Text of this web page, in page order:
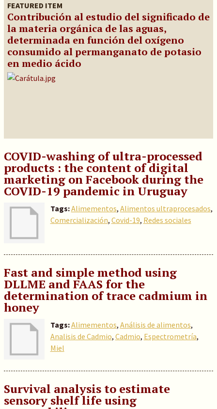
FEATURED ITEM
Contribución al estudio del significado de
la materia orgánica de las aguas,
determinada en función del oxígeno
consumido al permanganato de potasio
en medio ácido
COVID-washing of ultra-processed
products : the content of digital
marketing on Facebook during the
COVID-19 pandemic in Uruguay
Tags:Alimementos, Alimentos ultraprocesados,
Comercialización, Covid-19, Redes sociales
Fast and simple method using
DLLME and FAAS for the
determination of trace cadmium in
honey
Tags:Alimementos, Análisis de alimentos,
Analisis de Cadmio, Cadmio, Espectrometría,
Miel
Survival analysis to estimate
sensory shelf life using